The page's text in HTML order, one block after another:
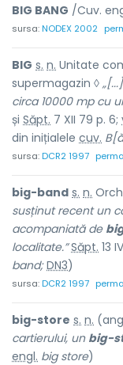
BIG BANG /Cuv.
sursa:NODEX 2002
BIG s. n. Unitate
supermagazin ◊
circa 10000 mp cu
și Săpt. 7 XII 79 p. 6;
din inițialele cuv.
sursa:DCR2 1997
big-band s. n.
susținut recent un
acompaniată de
localitate.” Săpt. 13
band; DN3)
sursa:DCR2 1997
big-store s. n.
cartierului, un big-
engl. big store)